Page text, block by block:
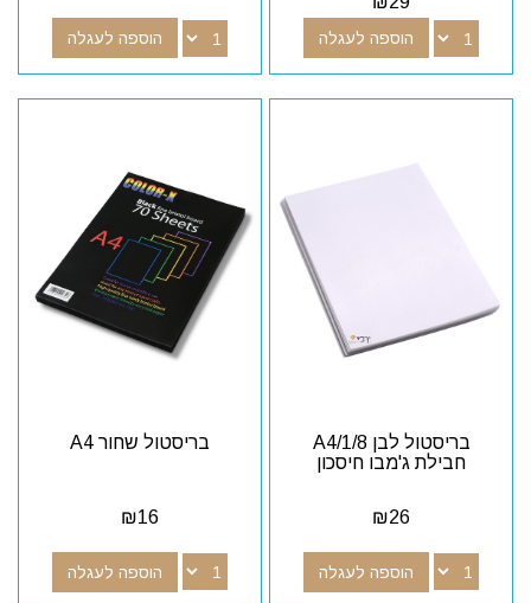
הוספה לעגלה הוספה לעגלה
בריסטול לבן A4/1/8
חבילת ג'מבו חיסכון
₪26
הוספה לעגלה
בריסטול שחור A4
₪16
הוספה לעגלה